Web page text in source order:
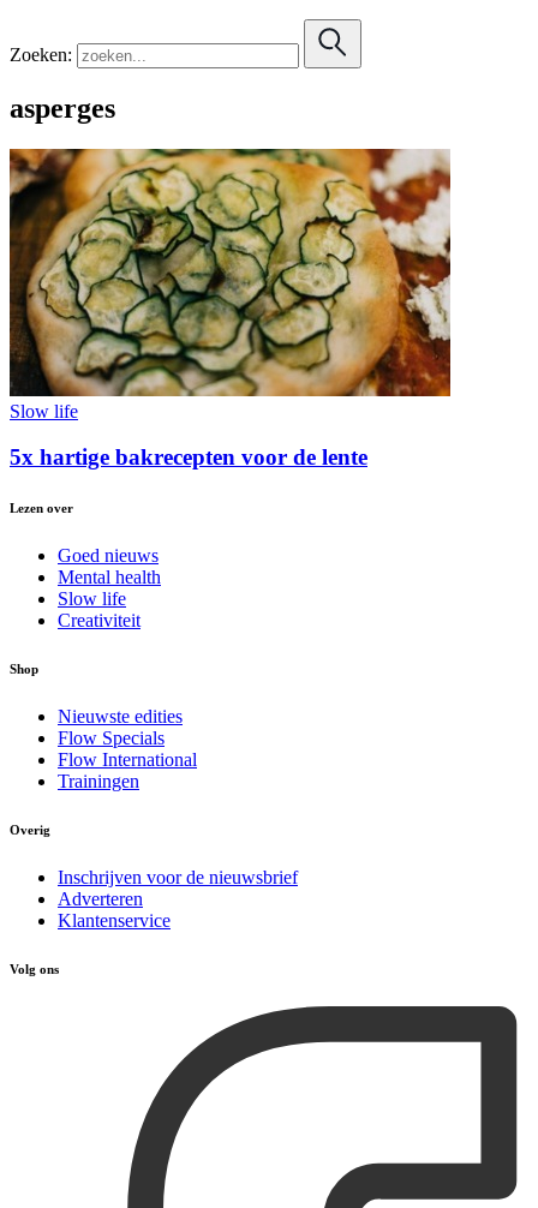
Zoeken:
asperges
Slow life
5x hartige bakrecepten voor de lente
Lezen over
Goed nieuws
Mental health
Slow life
Creativiteit
Shop
Nieuwste edities
Flow Specials
Flow International
Trainingen
Overig
Inschrijven voor de nieuwsbrief
Adverteren
Klantenservice
Volg ons